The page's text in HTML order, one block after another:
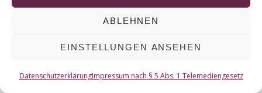
ABLEHNEN
EINSTELLUNGEN ANSEHEN
DatenschutzerklärungImpressum nach § 5 Abs. 1 Telemediengesetz